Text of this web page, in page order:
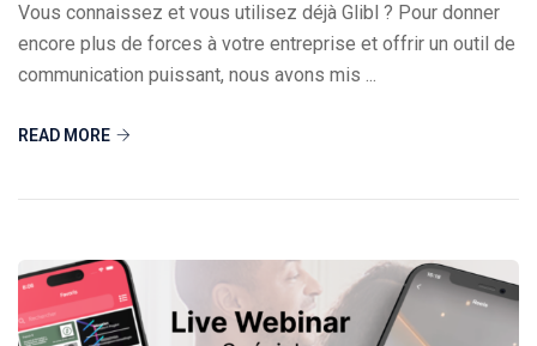
Vous connaissez et vous utilisez déjà Glibl ? Pour donner
encore plus de forces à votre entreprise et offrir un outil de
communication puissant, nous avons mis ...
READ MORE